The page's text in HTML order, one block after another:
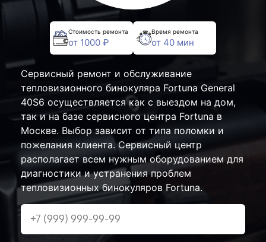
Стоимость ремонта
от 1000 ₽
Время ремонта
от 40 мин
Сервисный ремонт и обслуживание
тепловизионного бинокуляра Fortuna General
40S6 осуществляется как с выездом на дом,
так и на базе сервисного центра Fortuna в
Москве. Выбор зависит от типа поломки и
пожелания клиента. Сервисный центр
располагает всем нужным оборудованием для
диагностики и устранения проблем
тепловизионных бинокуляров Fortuna.